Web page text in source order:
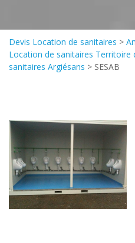
Devis Location de sanitaires >
Location de sanitaires Territoire
sanitaires Argiésans > SESAB